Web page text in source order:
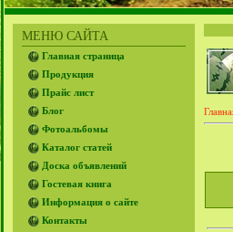
МЕНЮ САЙТА
Главная страница
Продукция
Прайс лист
Блог
Фотоальбомы
Каталог статей
Доска объявлений
Гостевая книга
Информация о сайте
Контакты